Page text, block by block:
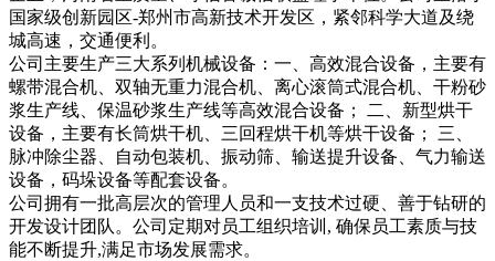
国家级创新园区-郑州市高新技术开发区，紧邻科学大道及绕
城高速，交通便利。
公司主要生产三大系列机械设备：一、高效混合设备，主要有
螺带混合机、双轴无重力混合机、离心滚筒式混合机、干粉砂
浆生产线、保温砂浆生产线等高效混合设备； 二、新型烘干
设备，主要有长筒烘干机、三回程烘干机等烘干设备； 三、
脉冲除尘器、自动包装机、振动筛、输送提升设备、气力输送
设备，码垛设备等配套设备。
公司拥有一批高层次的管理人员和一支技术过硬、善于钻研的
开发设计团队。公司定期对员工组织培训, 确保员工素质与技
能不断提升,满足市场发展需求。